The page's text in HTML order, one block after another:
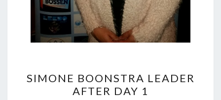
BOONSTRA
LEADER
SIMONE BOONSTRA LEADER
AFTER DAY 1